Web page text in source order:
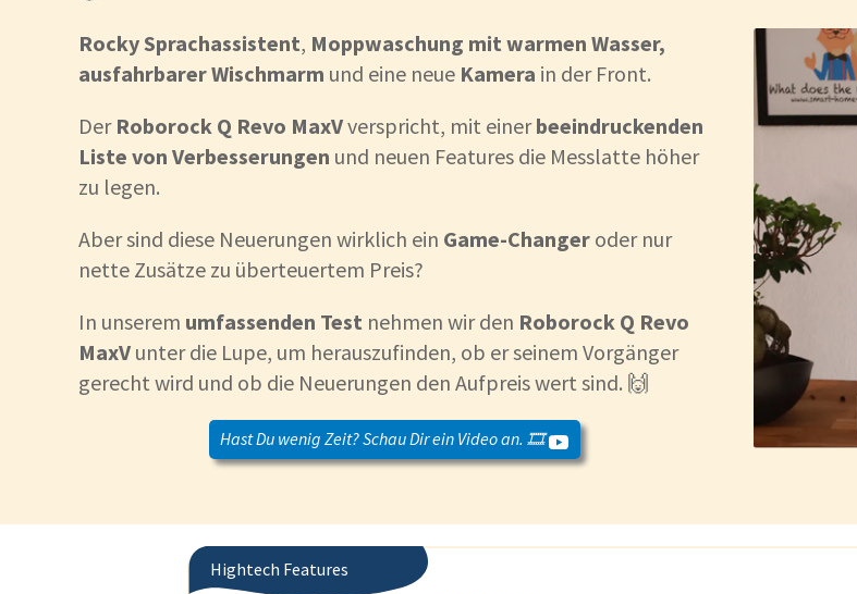
Rocky Sprachassistent, Moppwaschung mit warmen Wasser,
ausfahrbarer Wischmarm und eine neue Kamera in der Front.
Der Roborock Q Revo MaxVverspricht, mit einerbeeindruckenden
Liste von Verbesserungen und neuen Features die Messlatte höher
zu legen.
Aber sind diese Neuerungen wirklich ein Game-Changer oder nur
nette Zusätze zu überteuertem Preis?
In unserem umfassenden Test nehmen wir den Roborock Q Revo
MaxV unter die Lupe, um herauszufinden, ob er seinem Vorgänger
gerecht wird und ob die Neuerungen den Aufpreis wert sind. 🙌
Hast Du wenig Zeit? Schau Dir ein Video an. 🎞️
Hightech Features